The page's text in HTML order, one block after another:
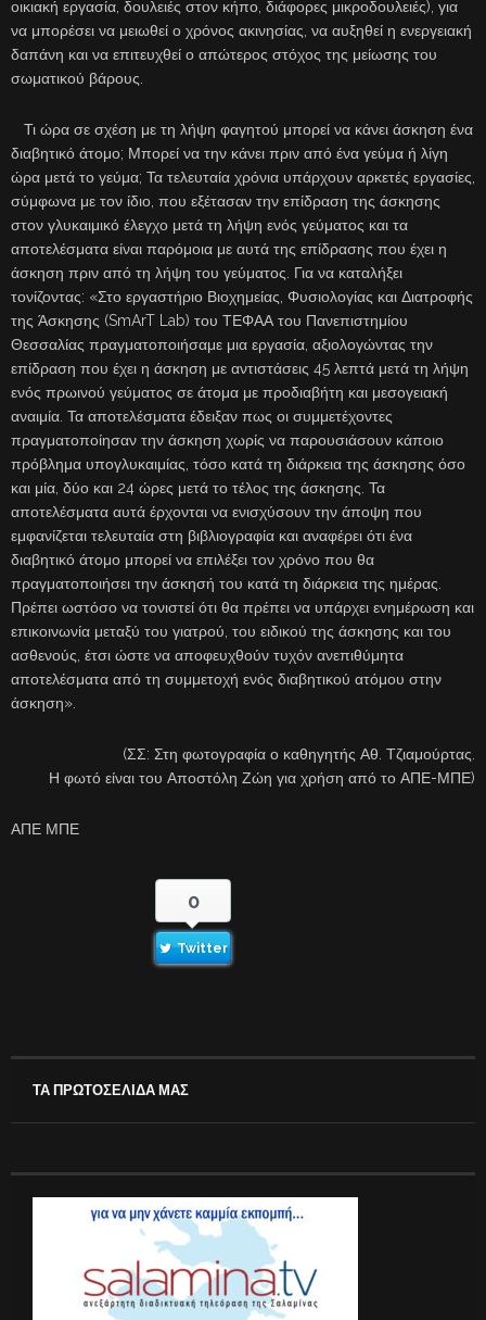
οικιακή εργασία, δουλειές στον κήπο, διάφορες μικροδουλειές), για
να μπορέσει να μειωθεί ο χρόνος ακινησίας, να αυξηθεί η ενεργειακή
δαπάνη και να επιτευχθεί ο απώτερος στόχος της μείωσης του
σωματικού βάρους.
Τι ώρα σε σχέση με τη λήψη φαγητού μπορεί να κάνει άσκηση ένα
διαβητικό άτομο; Μπορεί να την κάνει πριν από ένα γεύμα ή λίγη
ώρα μετά το γεύμα; Τα τελευταία χρόνια υπάρχουν αρκετές εργασίες,
σύμφωνα με τον ίδιο, που εξέτασαν την επίδραση της άσκησης
στον γλυκαιμικό έλεγχο μετά τη λήψη ενός γεύματος και τα
αποτελέσματα είναι παρόμοια με αυτά της επίδρασης που έχει η
άσκηση πριν από τη λήψη του γεύματος. Για να καταλήξει
τονίζοντας: «Στο εργαστήριο Βιοχημείας, Φυσιολογίας και Διατροφής
της Άσκησης (SmArT Lab) του ΤΕΦΑΑ του Πανεπιστημίου
Θεσσαλίας πραγματοποιήσαμε μια εργασία, αξιολογώντας την
επίδραση που έχει η άσκηση με αντιστάσεις 45 λεπτά μετά τη λήψη
ενός πρωινού γεύματος σε άτομα με προδιαβήτη και μεσογειακή
αναιμία. Τα αποτελέσματα έδειξαν πως οι συμμετέχοντες
πραγματοποίησαν την άσκηση χωρίς να παρουσιάσουν κάποιο
πρόβλημα υπογλυκαιμίας, τόσο κατά τη διάρκεια της άσκησης όσο
και μία, δύο και 24 ώρες μετά το τέλος της άσκησης. Τα
αποτελέσματα αυτά έρχονται να ενισχύσουν την άποψη που
εμφανίζεται τελευταία στη βιβλιογραφία και αναφέρει ότι ένα
διαβητικό άτομο μπορεί να επιλέξει τον χρόνο που θα
πραγματοποιήσει την άσκησή του κατά τη διάρκεια της ημέρας.
Πρέπει ωστόσο να τονιστεί ότι θα πρέπει να υπάρχει ενημέρωση και
επικοινωνία μεταξύ του γιατρού, του ειδικού της άσκησης και του
ασθενούς, έτσι ώστε να αποφευχθούν τυχόν ανεπιθύμητα
αποτελέσματα από τη συμμετοχή ενός διαβητικού ατόμου στην
άσκηση».
(ΣΣ: Στη φωτογραφία ο καθηγητής Αθ. Τζιαμούρτας.
Η φωτό είναι του Αποστόλη Ζώη για χρήση από το ΑΠΕ-ΜΠΕ)
ΑΠΕ ΜΠΕ
0
Twitter
ΤΑ ΠΡΩΤΟΣΕΛΙΔΑ ΜΑΣ